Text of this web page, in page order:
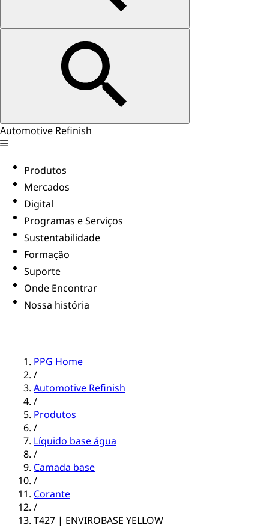
Automotive Refinish
Produtos
Mercados
Digital
Programas e Serviços
Sustentabilidade
Formação
Suporte
Onde Encontrar
Nossa história
PPG Home
/
Automotive Refinish
/
Produtos
/
Líquido base água
/
Camada base
/
Corante
/
T427 | ENVIROBASE YELLOW